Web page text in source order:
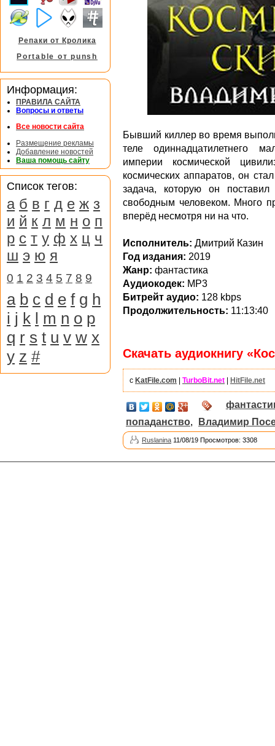
Бывший киллер во время
теле одиннадцатилетнего
империи космической
космических аппаратов, он
задача, которую он
свободным человеком. Много
вперёд несмотря ни на что.
Исполнитель: Дмитрий Казин
Год издания: 2019
Жанр: фантастика
Аудиокодек: MP3
Битрейт аудио: 128 kbps
Продолжительность: 11:13:40
Скачать аудиокнигу
с KatFile.com | TurboBit.net | HitFile.net
попаданство, Владимир
Ruslanina 11/08/19 Просмотров: 3308
Репаки от Кролика
Portable от punsh
Информация:
ПРАВИЛА САЙТА
Вопросы и ответы
Все новости сайта
Размещение рекламы
Добавление новостей
Ваша помощь сайту
Список тегов:
а б в г д е ж з
и й к л м н о п
р с т у ф х ц ч
ш э ю я
0 1 2 3 4 5 7 8 9
a b c d e f g h
i j k l m n o p
q r s t u v w x
y z #